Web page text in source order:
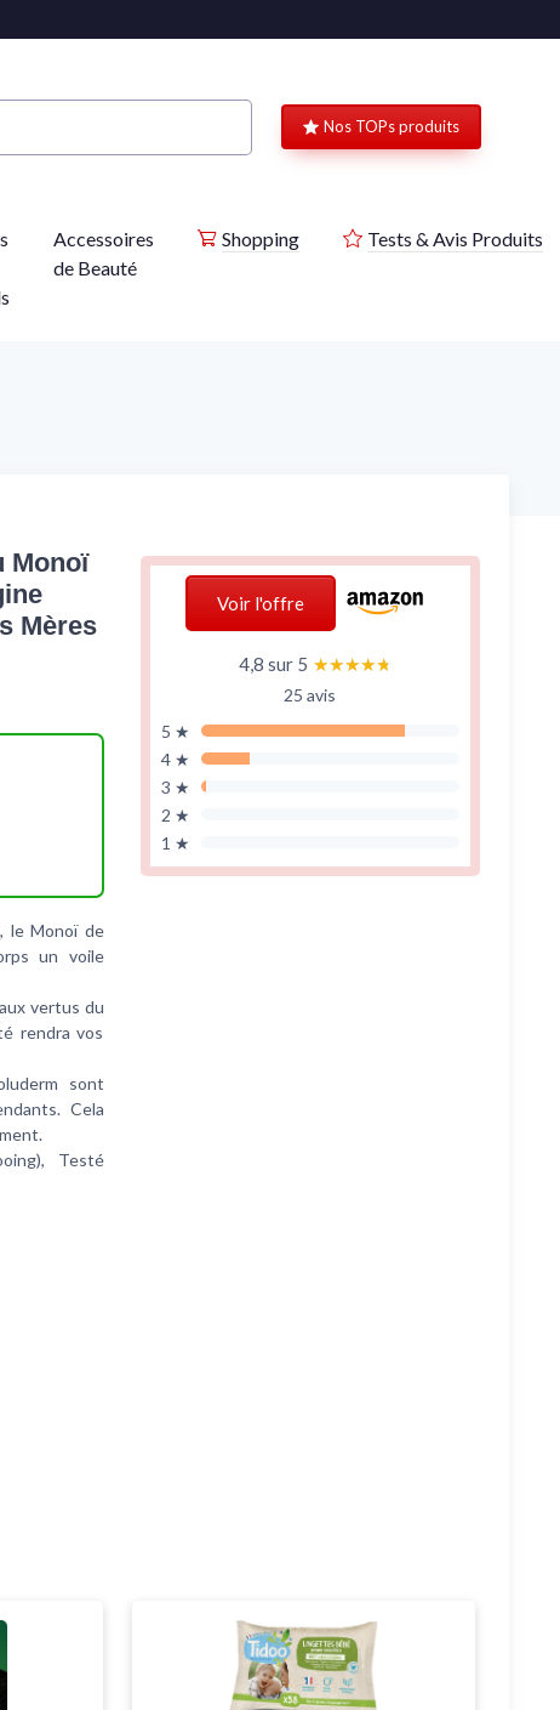
Nos TOPs produits
Accessoires
de Beauté
Shopping Tests & Avis Produits
Voir l'offre
4,8 sur 5 ★★★★★
★★★★★
25 avis
5 ★
4 ★
3 ★
2 ★
1 ★
Monoï
Mères
le Monoï de
un voile
vertus du
rendra vos
sont
Cela
Testé